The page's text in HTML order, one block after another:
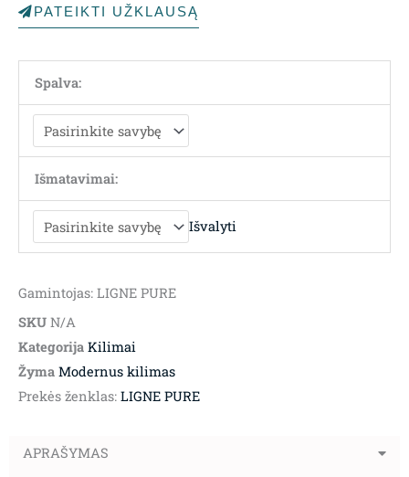
3,909.00€
PATEIKTI UŽKLAUSĄ
Spalva:
Išmatavimai:
Išvalyti
Gamintojas: LIGNE PURE
SKU N/A
Kategorija Kilimai
Žyma Modernus kilimas
Prekės ženklas: LIGNE PURE
APRAŠYMAS